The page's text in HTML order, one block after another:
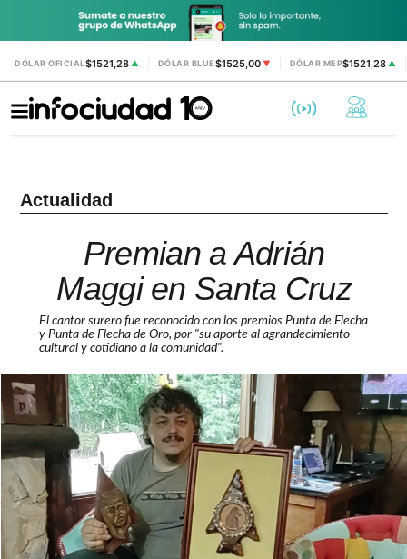
DÓLAR OFICIAL$1521,28 ▲ DÓLAR BLUE$1525,00 ▼ DÓLAR MEP$1521,28▲
Actualidad
Premian a Adrián
Maggi en Santa Cruz
El cantor surero fue reconocido con los premios Punta de Flecha
y Punta de Flecha de Oro, por "su aporte al agrandecimiento
cultural y cotidiano a la comunidad".